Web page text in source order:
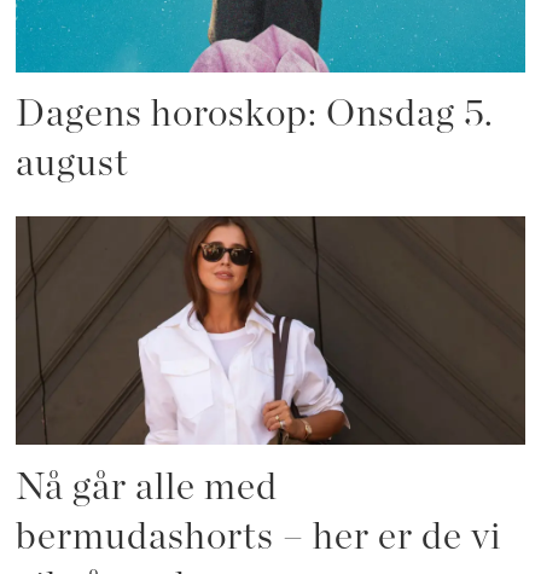
Dagens horoskop: Onsdag 5.
august
Nå går alle med
bermudashorts – her er de vi